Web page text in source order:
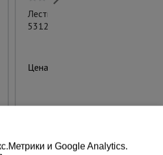
Лестница трехсекционная Ал
5312
Цена:
и Google Analytics.